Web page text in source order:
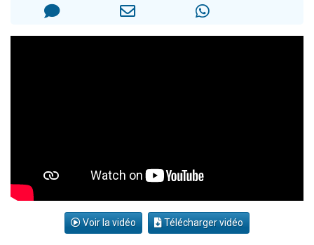
Voir la vidéo Télécharger vidéo